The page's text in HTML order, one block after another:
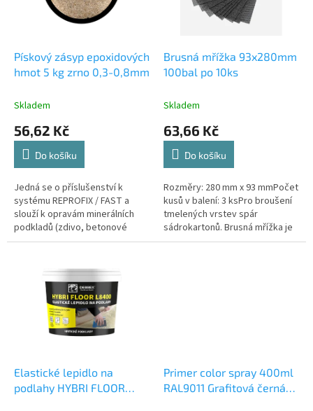
Pískový zásyp epoxidových
hmot 5 kg zrno 0,3-0,8mm
Skladem
56,62 Kč
Do košíku
Jedná se o příslušenství k
systému REPROFIX / FAST a
slouží k opravám minerálních
podkladů (zdivo, betonové
plochy, schodiště apod.), bez
opravám...
Brusná mřížka 93x280mm
100bal po 10ks
Skladem
63,66 Kč
Do košíku
Rozměry: 280 mm x 93 mmPočet
kusů v balení: 3 ksPro broušení
tmelených vrstev spár
sádrokartonů. Brusná mřížka je
dodávaná v několika úrovních
Elastické lepidlo na
podlahy HYBRI FLOOR
Primer color spray 400ml
RAL9011 Grafitová černá